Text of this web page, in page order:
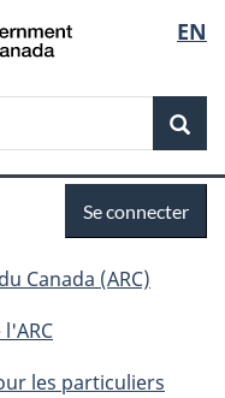
de
la
EN
connecter
Se connecter
Canada (ARC)
les particuliers